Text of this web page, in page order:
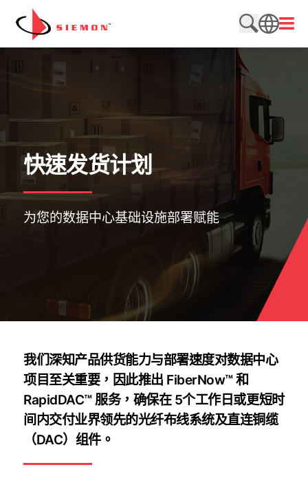
跳至内容
搜索网站
打开
SEARCH
快速发货计划
为您的数据中心基础设施部署赋能
我们深知产品供货能力与部署速度对数据中心
项目至关重要，因此推出 FiberNow™ 和
RapidDAC™ 服务，确保在 5个工作日或更短时
间内交付业界领先的光纤布线系统及直连铜缆
（DAC）组件。